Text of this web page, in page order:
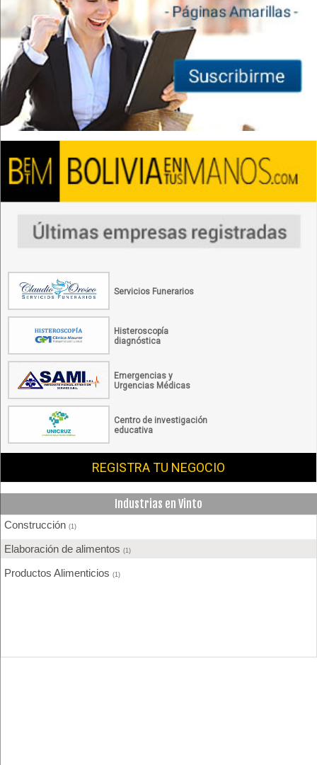
Servicios Funerarios
Histeroscopía
diagnóstica
Emergencias y
Urgencias Médicas
Centro de investigación
educativa
REGISTRA TU NEGOCIO
Industrias en Vinto
Construcción (1)
Elaboración de alimentos (1)
Productos Alimenticios (1)